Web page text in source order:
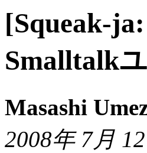
[Squeak-
Smalltalk
Masashi
2008年 7月